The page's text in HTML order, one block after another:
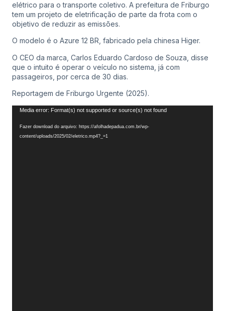
elétrico para o transporte coletivo. A prefeitura de Friburgo
tem um projeto de eletrificação de parte da frota com o
objetivo de reduzir as emissões.
O modelo é o Azure 12 BR, fabricado pela chinesa Higer.
O CEO da marca, Carlos Eduardo Cardoso de Souza, disse
que o intuito é operar o veículo no sistema, já com
passageiros, por cerca de 30 dias.
Reportagem de Friburgo Urgente (2025).
Tocador
vídeo
Media error: Format(s) not supported or source(s) not found
Fazer download do arquivo: https://afolhadepadua.com.br/wp-
content/uploads/2025/02/eletrico.mp4?_=1